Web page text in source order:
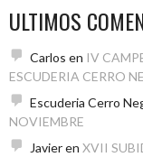
ULTIMOS
Carlos en IV
ESCUDERIA CERRO
Escuderia Cerro
NOVIEMBRE
Javieren XVII